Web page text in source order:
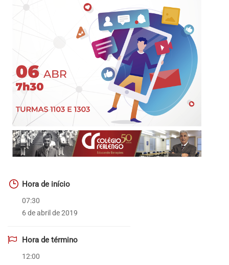
Hora de início
07:30
6 de abril de 2019
Hora de término
12:00